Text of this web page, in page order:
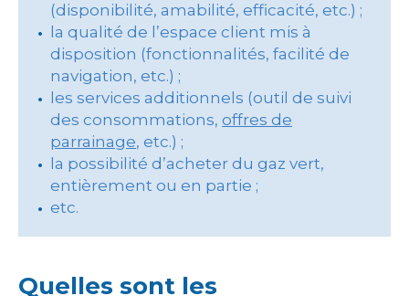
(disponibilité, amabilité, efficacité, etc.) ;
la qualité de l’espace client mis à
disposition (fonctionnalités, facilité de
navigation, etc.) ;
les services additionnels (outil de suivi
des consommations, offres de
parrainage, etc.) ;
la possibilité d’acheter du gaz vert,
entièrement ou en partie ;
etc.
Quelles sont les